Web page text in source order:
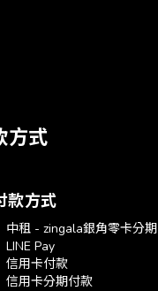
方式
款方式
中租 - zingala銀角零卡分期
LINE Pay
信用卡付款
信用卡分期付款